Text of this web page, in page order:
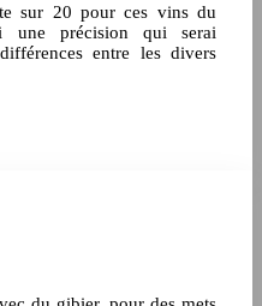
sur 20 pour ces vins du
une précision qui serai
entre les divers